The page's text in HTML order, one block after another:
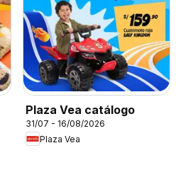
Plaza Vea catálogo
31/07 - 16/08/2026
Plaza Vea